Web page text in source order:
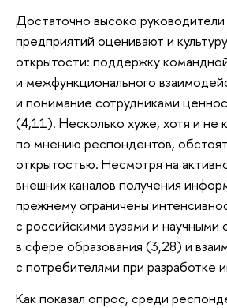
Достаточно высоко руководители
предприятий оценивают и
открытости: поддержку
и межфункционального
и понимание сотрудниками
(4,11). Несколько хуже, хотя и не
по мнению респондентов,
открытостью. Несмотря на
внешних каналов получения
прежнему ограничены
с российскими вузами и научными
в сфере образования (3,28) и
с потребителями при разработке
Как показал опрос, среди